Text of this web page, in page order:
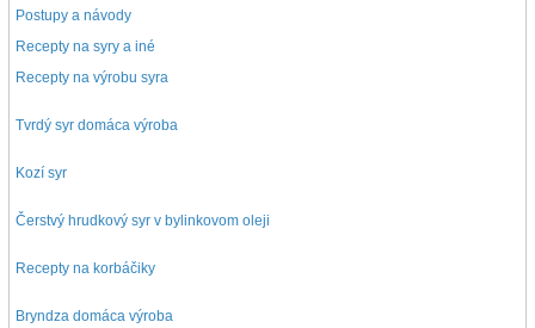
Postupy a návody
Recepty na syry a iné
Recepty na výrobu syra
Tvrdý syr domáca výroba
Kozí syr
Čerstvý hrudkový syr v bylinkovom oleji
Recepty na korbáčiky
Bryndza domáca výroba